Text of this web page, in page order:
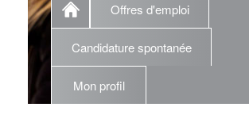
Offres d'emploi
Candidature spontanée
Mon profil